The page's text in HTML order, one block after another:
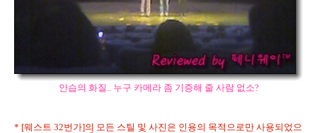
안습의 화질.. 누구 카메라 좀 기증해 줄 사람 없소?
* [웨스트 32번가]의 모든 스틸 및 사진은 인용의 목적으로만 사용되었으